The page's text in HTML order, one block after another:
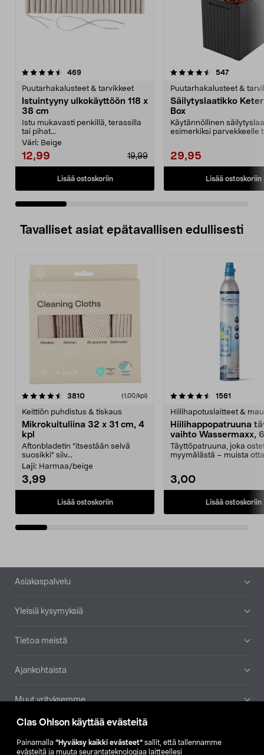
Clas Ohlson käyttää evästeitä
Painamalla ”Hyväksy kaikki evästeet” sallit, että tallennamme
evästeitä ja muuta seurantateknologiaa laitteellesi
469arvostelut
Puutarhakalusteet & tarvikkeet
Istuintyyny ulkokäyttöön 118 x
38 cm
Istu mukavasti penkillä, terassilla
tai pihat...
Väri: Beige
12,99 19,99
Lisää ostoskoriin
4.5 viidestä
547arvostelut
Puutarhakalusteet &
Säilytyslaatikko
Box
Käytännöllinen
esimerkiksi parvekkeelle
29,95
Lisää ostoskoriin
4.5 viidestä
Tavalliset asiat epätavallisen edullisesti
3810arvostelut (1,00/kpl)
Keittiön puhdistus & tiskaus
Mikrokuituliina 32 x 31 cm, 4
kpl
Aftonbladetin "itsestään selvä
suosikki" siiv...
Laji: Harmaa/beige
3,99
Lisää ostoskoriin
4.5viidestä
1561
Hiilihapotuslaitteet &
Hiilihappopatruuna
vaihto Wassermaxx,
Täyttöpatruuna, joka
myymälästä – muista
3,00
Lisää ostoskoriin
4.5viidestä
Alatunniste
Asiakaspalvelu
Yleisiä kysymyksiä
Tietoa meistä
Ajankohtaista
Muut yrityksemme
Etsi myymälä